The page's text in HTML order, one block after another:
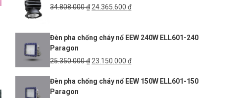
26.415.900 ₫.
34.808.000₫ Giá
34.808.000 ₫.
24.365.600 ₫Giá
là:
Đèn pha chống cháy nổ EEW 240W ELL601-240
Paragon
25.350.000₫ Giá
là:
23.150.000 ₫Giá
tại
Đèn pha chống cháy nổ EEW 150W ELL601-150
Paragon